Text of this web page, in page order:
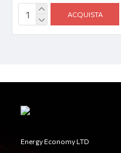
ACQUISTA
Energy Economy LTD